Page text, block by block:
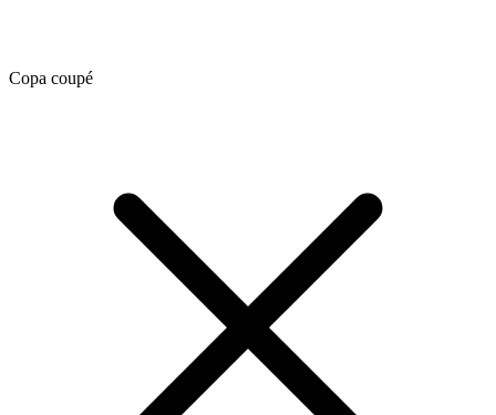
Copa coupé